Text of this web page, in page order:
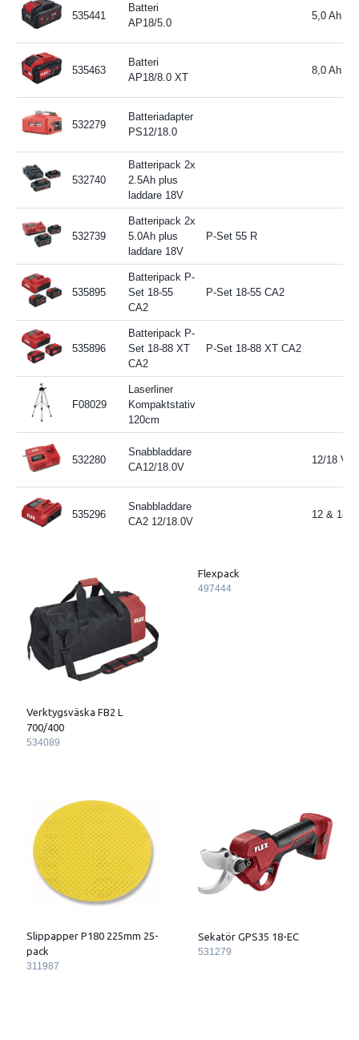
535441
Batteri
AP18/5.0
5,0 Ah
535463
Batteri
AP18/8.0 XT
8,0 Ah
532279
Batteriadapter
PS12/18.0
532740
Batteripack 2x
2.5Ah plus
laddare 18V
532739
Batteripack 2x
5.0Ah plus
laddare 18V
P-Set 55 R
535895
Batteripack P-
Set 18-55
CA2
P-Set 18-55 CA2
535896
Batteripack P-
Set 18-88 XT
CA2
P-Set 18-88 XT CA2
F08029
Laserliner
Kompaktstativ
120cm
532280
Snabbladdare
CA12/18.0V
12/18 V
535296
Snabbladdare
CA2 12/18.0V
12 & 18
Verktygsväska FB2 L
700/400
534089
Flexpack
497444
Slippapper P180 225mm 25-
pack
311987
Sekatör GPS35 18-EC
531279